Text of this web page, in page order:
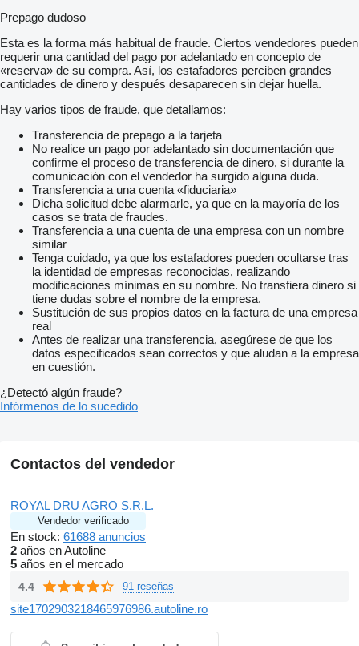
Prepago dudoso
Esta es la forma más habitual de fraude. Ciertos vendedores pueden
requerir una cantidad del pago por adelantado en concepto de
«reserva» de su compra. Así, los estafadores perciben grandes
cantidades de dinero y después desaparecen sin dejar huella.
Hay varios tipos de fraude, que detallamos:
Transferencia de prepago a la tarjeta
No realice un pago por adelantado sin documentación que
confirme el proceso de transferencia de dinero, si durante la
comunicación con el vendedor ha surgido alguna duda.
Transferencia a una cuenta «fiduciaria»
Dicha solicitud debe alarmarle, ya que en la mayoría de los
casos se trata de fraudes.
Transferencia a una cuenta de una empresa con un nombre
similar
Tenga cuidado, ya que los estafadores pueden ocultarse tras
la identidad de empresas reconocidas, realizando
modificaciones mínimas en su nombre. No transfiera dinero si
tiene dudas sobre el nombre de la empresa.
Sustitución de sus propios datos en la factura de una empresa
real
Antes de realizar una transferencia, asegúrese de que los
datos especificados sean correctos y que aludan a la empresa
en cuestión.
¿Detectó algún fraude?
Infórmenos de lo sucedido
Contactos del vendedor
ROYAL DRU AGRO S.R.L.
Vendedor verificado
En stock: 61688 anuncios
2 años en Autoline
5 años en el mercado
4.4 91 reseñas
site1702903218465976986.autoline.ro